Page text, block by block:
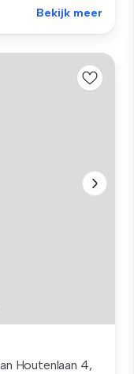
Bekijk meer
Houtenlaan 4,